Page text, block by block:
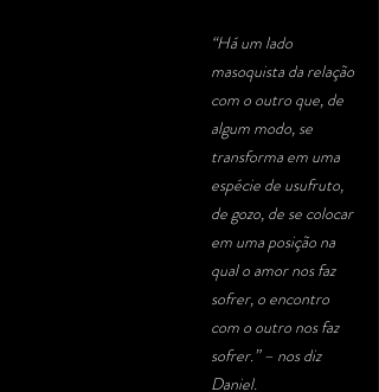
“Há um lado
masoquista da relação
com o outro que, de
algum modo, se
transforma em uma
espécie de usufruto,
de gozo, de se colocar
em uma posição na
qual o amor nos faz
sofrer, o encontro
com o outro nos faz
sofrer.” – nos diz
Daniel.